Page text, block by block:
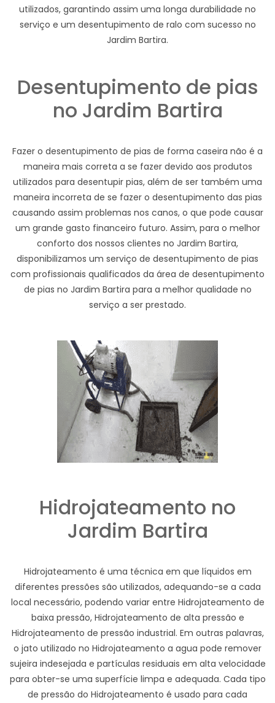
utilizados, garantindo assim uma longa durabilidade no
serviço e um desentupimento de ralo com sucesso no
Jardim Bartira.
Desentupimento de pias
no Jardim Bartira
Fazer o desentupimento de pias de forma caseira não é a
maneira mais correta a se fazer devido aos produtos
utilizados para desentupir pias, além de ser também uma
maneira incorreta de se fazer o desentupimento das pias
causando assim problemas nos canos, o que pode causar
um grande gasto financeiro futuro. Assim, para o melhor
conforto dos nossos clientes no Jardim Bartira,
disponibilizamos um serviço de desentupimento de pias
com profissionais qualificados da área de desentupimento
de pias no Jardim Bartira para a melhor qualidade no
serviço a ser prestado.
Hidrojateamento no
Jardim Bartira
Hidrojateamento é uma técnica em que líquidos em
diferentes pressões são utilizados, adequando-se a cada
local necessário, podendo variar entre Hidrojateamento de
baixa pressão, Hidrojateamento de alta pressão e
Hidrojateamento de pressão industrial. Em outras palavras,
o jato utilizado no Hidrojateamento a agua pode remover
sujeira indesejada e partículas residuais em alta velocidade
para obter-se uma superfície limpa e adequada. Cada tipo
de pressão do Hidrojateamento é usado para cada